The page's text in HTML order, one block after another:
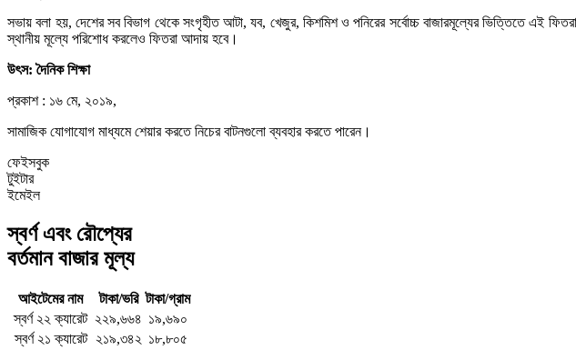
সভায় বলা হয়, দেশের সব বিভাগ থেকে সংগৃহীত আটা, যব, খেজুর, কিশমিশ ও পনিরের সর্বোচ্চ বাজারমূল্যের ভিত্তিতে এই
স্থানীয় মূল্যে পরিশোধ করলেও ফিতরা আদায় হবে।
উৎস: দৈনিক শিক্ষা
প্রকাশ : ১৬ মে, ২০১৯,
সামাজিক যোগাযোগ মাধ্যমে শেয়ার করতে নিচের বাটনগুলো ব্যবহার করতে পারেন।
ফেইসবুক
টুইটার
ইমেইল
স্বর্ণ এবং রৌপ্যের
বর্তমান বাজার মূল্য
আইটেমের নাম টাকা/ভরি টাকা/গ্রাম
স্বর্ণ ২২ ক্যারেট ২২৯,৬৬৪ ১৯,৬৯০
স্বর্ণ ২১ ক্যারেট
২১৯,৩৪২ ১৮,৮০৫